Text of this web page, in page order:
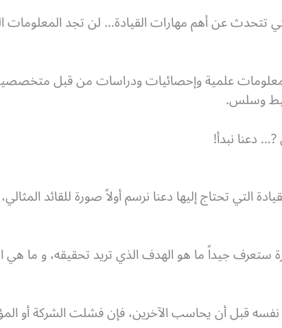
تتحدث عن أهم مهارات القيادة… لن تجد
علمية وإحصائيات ودراسات من قبل
وسلس.
دعنا نبدأ!
التي تحتاج إليها دعنا نرسم أولاً صورة للقائد
جيداً ما هو الهدف الذي تريد تحقيقه، و ما هي
نفسه قبل أن يحاسب الآخرين، فإن فشلت الشركة أو